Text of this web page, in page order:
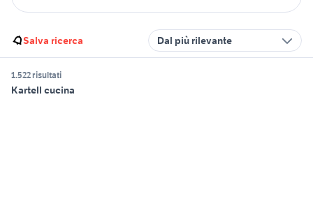
Salva ricerca Dal più rilevante
1.522 risultati
Kartell cucina